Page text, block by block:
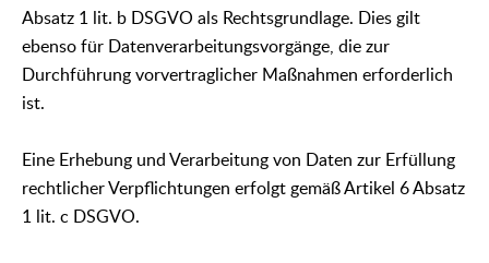
Absatz 1 lit. b DSGVO als Rechtsgrundlage. Dies gilt
ebenso für Datenverarbeitungsvorgänge, die zur
Durchführung vorvertraglicher Maßnahmen erforderlich
ist.
Eine Erhebung und Verarbeitung von Daten zur Erfüllung
rechtlicher Verpflichtungen erfolgt gemäß Artikel 6 Absatz
1 lit. c DSGVO.